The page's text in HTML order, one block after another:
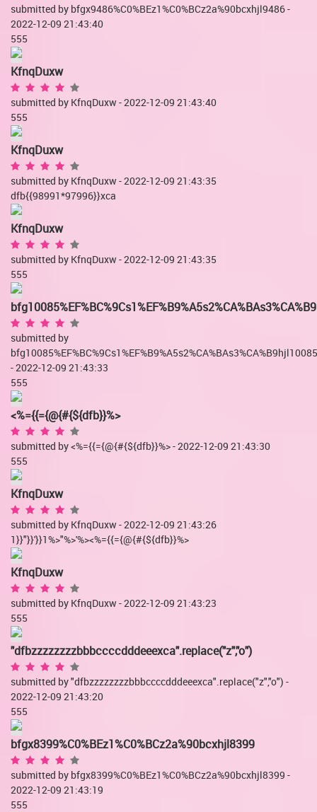
submitted by bfgx9486%C0%BEz1%C0%BCz2a%90bcxhjl9486 -
2022-12-09 21:43:40
555
KfnqDuxw
submitted by KfnqDuxw - 2022-12-09 21:43:40
555
KfnqDuxw
submitted by KfnqDuxw - 2022-12-09 21:43:35
dfb{{98991*97996}}xca
KfnqDuxw
submitted by KfnqDuxw - 2022-12-09 21:43:35
555
submitted by
bfg10085%EF%BC%9Cs1%EF%B9%A5s2%CA%BAs3%CA%B9hjl10085
- 2022-12-09 21:43:33
555
<%={{={@{#{${dfb}}%>
submitted by <%={{={@{#{${dfb}}%> - 2022-12-09 21:43:30
555
KfnqDuxw
submitted by KfnqDuxw - 2022-12-09 21:43:26
1}}"}}'}}1%>"%>'%><%={{={@{#{${dfb}}%>
KfnqDuxw
submitted by KfnqDuxw - 2022-12-09 21:43:23
555
"dfbzzzzzzzzbbbccccdddeeexca".replace("z","o")
submitted by "dfbzzzzzzzzbbbccccdddeeexca".replace("z","o") -
2022-12-09 21:43:20
555
bfgx8399%C0%BEz1%C0%BCz2a%90bcxhjl8399
submitted by bfgx8399%C0%BEz1%C0%BCz2a%90bcxhjl8399 -
2022-12-09 21:43:19
555